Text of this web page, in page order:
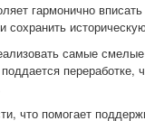
гармонично
самые
переработке,
что помогает